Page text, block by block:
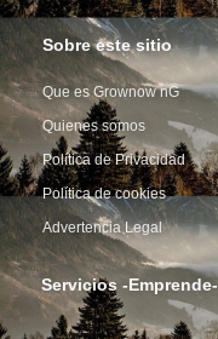
Sobre este sitio
Que es Grownow nG
Quienes somos
Política de Privacidad
Política de cookies
Advertencia Legal
Servicios -Emprende-